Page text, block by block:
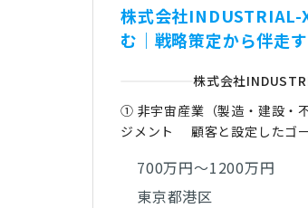
株式会社INDUSTRIAL-
む｜戦略策定から伴走
株式会社
① 非宇宙産業（製造・建設・
ジメント 顧客と設定したゴ
700万円～1200万円
東京都港区